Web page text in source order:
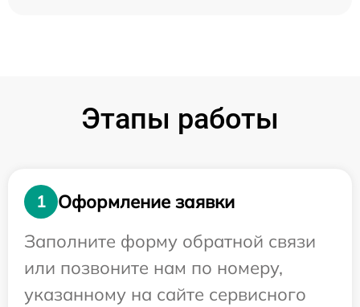
Этапы работы
1
Оформление заявки
Заполните форму обратной связи
или позвоните нам по номеру,
указанному на сайте сервисного